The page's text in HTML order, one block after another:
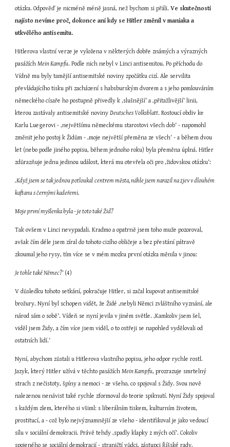
otázka. Odpověď je nicméně méně jasná, než bychom si přáli. Ve skutečnosti
najisto nevíme proč, dokonce ani kdy se Hitler změnil v maniaka a
utkvělého antisemitu.
Hitlerova vlastní verze je vyložena v některých dobře známých a výrazných
pasážích Mein Kampfu. Podle nich nebyl v Linci antisemitou. Po příchodu do
Vídně mu byly tamější antisemitské noviny zpočátku cizí. Ale servilita
převládajícího tisku při zacházení s habsburským dvorem a s jeho pomlouváním
německého císaře ho postupně přivedly k ‚slušnější‘ a ‚přitažlivější‘ linii,
kterou zastávaly antisemitské noviny Deutsches Volksblatt. Rostoucí obdiv ke
Karlu Luegerovi - ‚největšímu německému starostovi všech dob‘ - napomohl
změnit jeho postoj k Židům - ‚moje největší přeměna ze všech‘ - a během dvou
let (nebo podle jiného popisu, během jednoho roku) byla přeměna úplná. Hitler
zdůrazňuje jednu jedinou událost, která mu otevřela oči pro ‚židovskou otázku‘:
‚Když jsem se tak jednou potloukal centrem města, náhle jsem narazil na zjev v dlouhém
kaftanu s černými kadeřemi.
Moje první myšlenka byla - je toto také Žid?
Tak ovšem v Linci nevypadali. Kradmo a opatrně jsem toho muže pozoroval,
avšak čím déle jsem zíral do tohoto cizího obličeje a bez přestání pátravě
zkoumal jeho rysy, tím více se v mém mozku první otázka měnila v jinou:
Je tohle také Němec?‘ (4)
V důsledku tohoto setkání, pokračuje Hitler, si začal kupovat antisemitské
brožury. Nyní byl schopen vidět, že Židé ‚nebyli Němci zvláštního vyznání, ale
národ sám o sobě‘. Vídeň se nyní jevila v jiném světle. ‚Kamkoliv jsem šel,
viděl jsem Židy, a čím více jsem viděl, o to ostřeji se napohled vydělovali od
ostatních lidí.‘
Nyní, abychom zůstali u Hitlerova vlastního popisu, jeho odpor rychle rostl.
Jazyk, který Hitler užívá v těchto pasážích Mein Kampfu, prozrazuje smrtelný
strach z nečistoty, špíny a nemoci - ze všeho, co spojoval s Židy. Svou nově
nalezenou nenávist také rychle zformoval do teorie spiknutí. Nyní Židy spojoval
s každým zlem, kterého si všiml: s liberálním tiskem, kulturním životem,
prostitucí, a - což bylo nejvýznamnější ze všeho - identifikoval je jako vedoucí
sílu v sociální demokracii. Právě tehdy ‚spadly klapky z mých očí‘. Cokoliv
spojeného se sociální demokracií - straničtí vůdci, zástupci Říšské rady,